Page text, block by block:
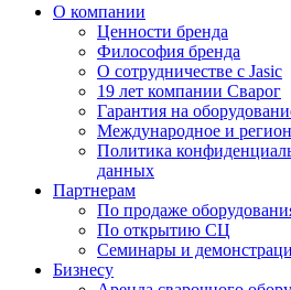
О компании
Ценности бренда
Философия бренда
О сотрудничестве с Jasic
19 лет компании Сварог
Гарантия на
Международное и
Политика
данных
Партнерам
По продаже
По открытию СЦ
Семинары и
Бизнесу